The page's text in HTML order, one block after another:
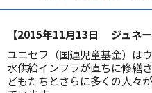
【2015年11月13日 ジュネー
ユニセフ（国連児童基金）は
水供給インフラが直ちに修繕
どもたちとさらに多くの人々